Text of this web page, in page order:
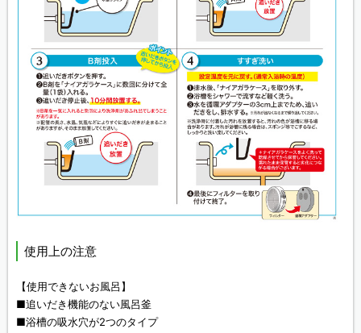
使用上の注意
【使用できないお風呂】
■追いだき機能のない風呂釜
■浴槽の吸水穴が2つのタイプ